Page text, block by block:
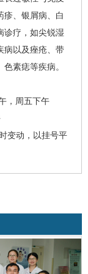
疹、银屑病、白
诊疗，如尖锐湿
病以及痤疮、带
素痣等疾病。
，周五下午
变动，以挂号平